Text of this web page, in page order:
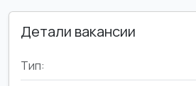
Детали вакансии
Тип: